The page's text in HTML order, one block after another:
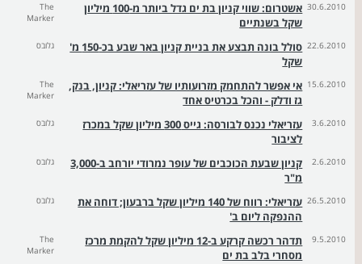
30.6.2010
אשטרום: שווי קניון בת ים גדל ביותר מ-100 מיליון
שקל בשנתיים
The
Marker
22.6.2010
סולל בונה תבצע את בניית קניון באר שבע בכ-150 מ'
שקל
גלובס
15.6.2010 אי אפשר להתחמק מזרועותיו של עזריאלי: קניון, בנק,
גז ודלק - והכל בכרטיס אחד
The
Marker
3.6.2010
עזריאלי נכנס לבורסה: גייס 300 מיליון שקל במכרז
לציבור
גלובס
2.6.2010
קניון שבעת הכוכבים של עופר נמרודי יורחב ב-3,000
מ"ר
גלובס
26.5.2010
עזריאלי: רווח של 140 מיליון שקל ברבעון; דוחה את
ההנפקה ליום ב'
גלובס
9.5.2010
תדהר רכשה קרקע ב-12 מיליון שקל להקמת מרכז
מסחרי בלב בת ים
The
Marker